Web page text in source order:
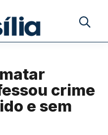
Buscar
crime
e sem